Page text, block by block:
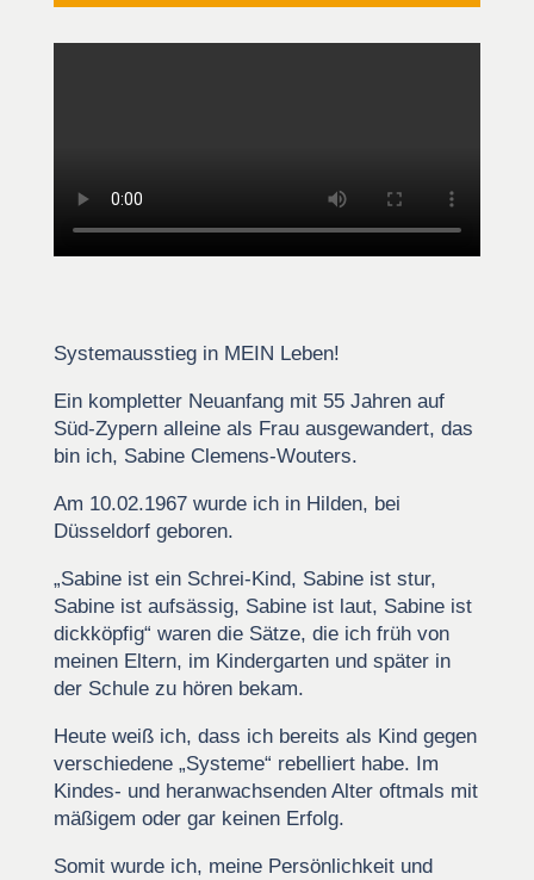
Systemausstieg in MEIN Leben!
Ein kompletter Neuanfang mit 55 Jahren auf
Süd-Zypern alleine als Frau ausgewandert, das
bin ich, Sabine Clemens-Wouters.
Am 10.02.1967 wurde ich in Hilden, bei
Düsseldorf geboren.
„Sabine ist ein Schrei-Kind, Sabine ist stur,
Sabine ist aufsässig, Sabine ist laut, Sabine ist
dickköpfig“ waren die Sätze, die ich früh von
meinen Eltern, im Kindergarten und später in
der Schule zu hören bekam.
Heute weiß ich, dass ich bereits als Kind gegen
verschiedene „Systeme“ rebelliert habe. Im
Kindes- und heranwachsenden Alter oftmals mit
mäßigem oder gar keinen Erfolg.
Somit wurde ich, meine Persönlichkeit und